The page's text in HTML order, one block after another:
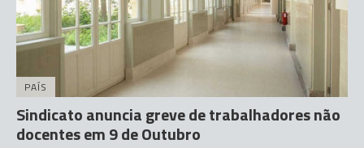
PAÍS
Sindicato anuncia greve de trabalhadores não
docentes em 9 de Outubro